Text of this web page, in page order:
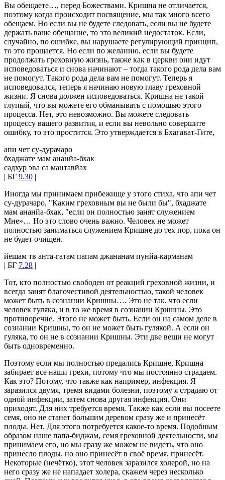
Вы обещаете…, перед Божествами. Кришна не отличается,
поэтому когда происходит посвящение, мы так много всего
обещаем. Но если вы не будете следовать, если вы не будете
держать ваше обещание, то это великий недостаток. Если,
случайно, по ошибке, вы нарушаете регулирующий принцип,
то это прощается. Но если по желанию, если вы будете
продолжать греховную жизнь, также как в церкви они идут
исповедоваться и снова начинают – тогда такого рода дела вам
не помогут. Такого рода дела вам не помогут. Теперь я
исповедовался, теперь я начинаю новую главу греховной
жизни. Я снова должен исповедоваться. Кришна не такой
глупый, что вы можете его обманывать с помощью этого
процесса. Нет, это невозможно. Вы можете следовать
процессу вашего развития, и если вы невольно совершите
ошибку, то это простится. Это утверждается в Бхагават-Гите,
апи чет су-дурачаро
бхаджате мам ананйа-бхак
садхур эва са мантавйах
| БГ 9.30 |
Иногда мы принимаем прибежище у этого стиха, что апи чет
су-дурачаро, "Каким греховным вы не были бы", бхаджате
мам ананйа-бхак, "если он полностью занят служением
Мне»… Но это слово очень важно. Человек не может
полностью заниматься служением Кришне до тех пор, пока он
не будет очищен.
йешам тв анта-гатам папам джананам пунйа-карманам
| БГ 7.28 |
Тот, кто полностью свободен от реакций греховной жизни, и
всегда занят благочестивой деятельностью, такой человек
может быть в сознании Кришны…. Это не так, что если
человек гуляка, и в то же время в сознании Кришны. Это
противоречие. Этого не может быть. Если он на самом деле в
сознании Кришны, то он не может быть гулякой. А если он
гуляка, то он не в сознании Кришны. Эти две вещи не могут
быть одновременно.
Поэтому если мы полностью предались Кришне, Кришна
забирает все наши грехи, потому что мы постоянно страдаем.
Как это? Потому, что также как например, инфекция. Я
заразился двумя, тремя видами болезни, поэтому я страдаю от
одной инфекции, затем снова другая инфекция. Они
приходят. Для них требуется время. Также как если вы посеете
семя, оно не станет большим деревом сразу же и принесёт
плоды. Нет. Для этого потребуется какое-то время. Подобным
образом наше папа-биджам, семя греховной деятельности, мы
принимаем его, но мы сразу же можем не видеть, что оно
принесло плоды, но оно принесёт в своё время, принесёт.
Некоторые (нечётко), этот человек заразился холерой, но на
него сразу же не нападает холера, скажем через несколько